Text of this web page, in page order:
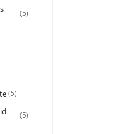
(5)
(5)
(5)